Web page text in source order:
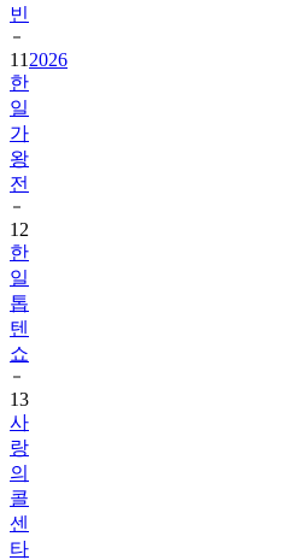
빈
11 2026
한
일
가
왕
전
12
한
일
톱
텐
쇼
13
사
랑
의
콜
센
타